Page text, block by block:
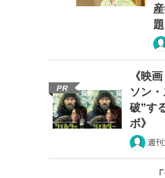
題
PR
《映
ソン
破”す
ボ》
週刊